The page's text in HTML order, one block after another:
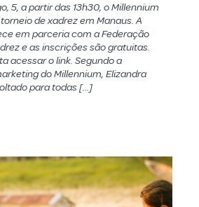
5, a partir das 13h30, o Millennium
de xadrez em Manaus. A
em parceria com a Federação
e as inscrições são gratuitas.
acessar o link. Segundo a
do Millennium, Elizandra
para todas […]